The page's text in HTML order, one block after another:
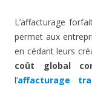
L’affacturage
permet aux
en cédant leurs
coût global
l’affacturage